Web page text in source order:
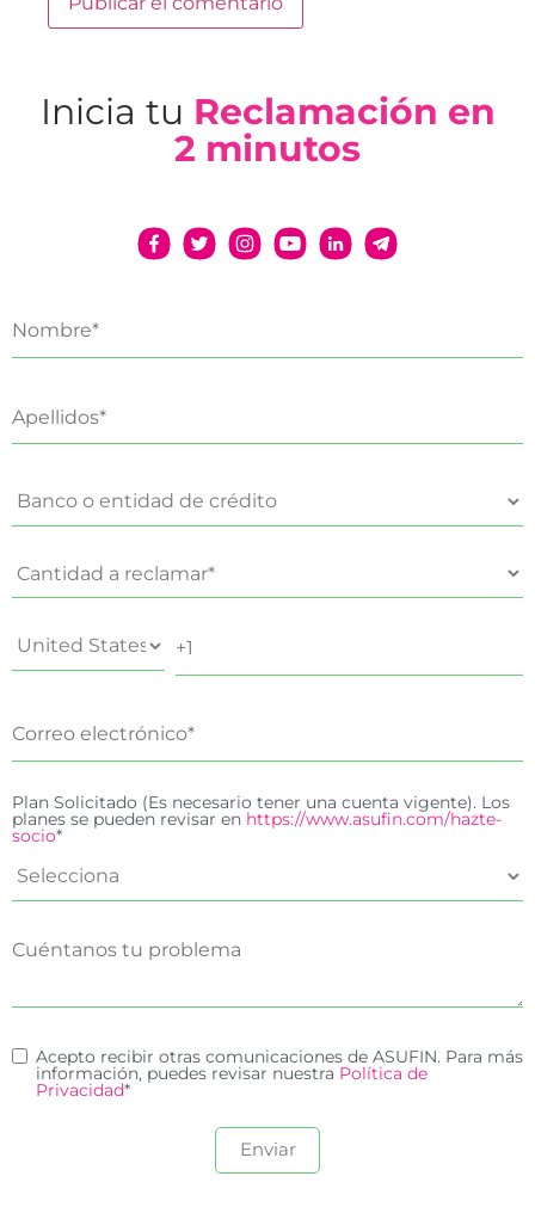
Inicia tu Reclamación en
2 minutos
Plan Solicitado (Es necesario tener una cuenta vigente). Los
planes se pueden revisar en https://www.asufin.com/hazte-
socio*
Acepto recibir otras comunicaciones de ASUFIN. Para más
información, puedes revisar nuestra Política de
Privacidad*